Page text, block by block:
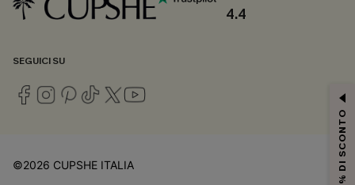
4.4
SEGUICI SU
©2026 CUPSHE ITALIA 15% DI SCONTO